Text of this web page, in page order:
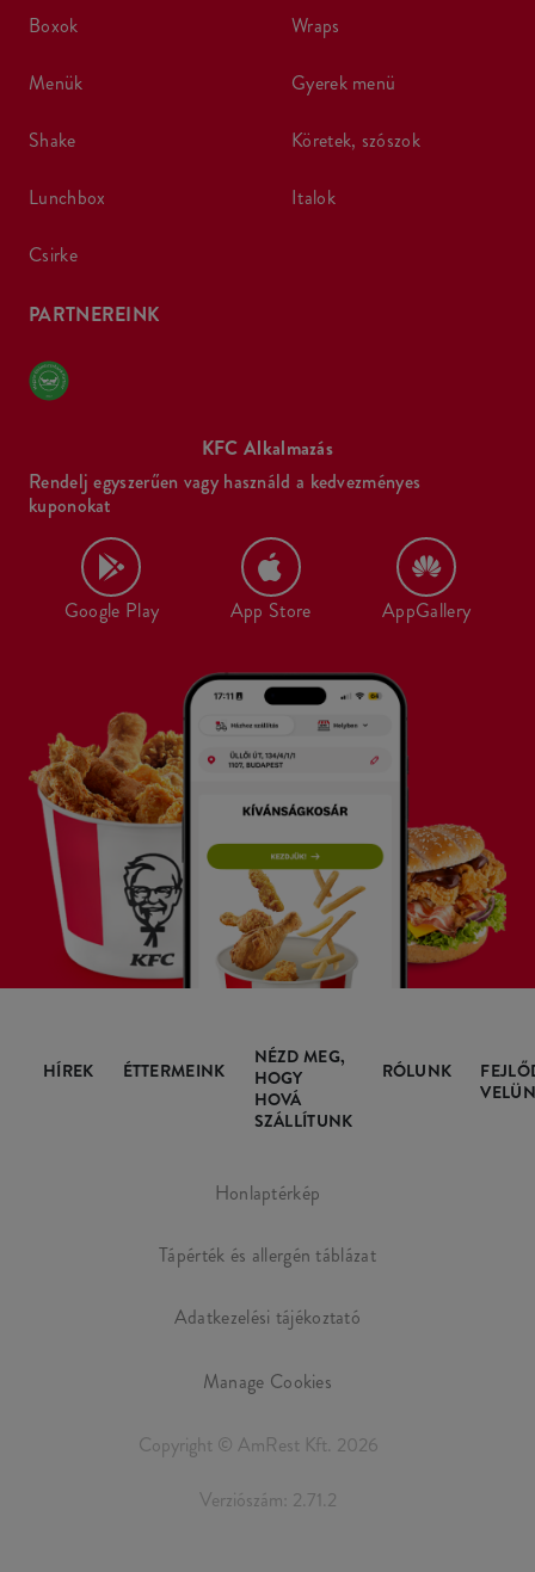
boxok
menük
shake
lunchbox
csirke
wraps
gyerek menü
köretek, szószok
italok
PARTNEREINK
KFC Alkalmazás
Rendelj egyszerűen vagy használd a kedvezményes
kuponokat
Google Play App Store AppGallery
HÍREK ÉTTERMEINK
NÉZD MEG,
HOGY
HOVÁ
SZÁLLÍTUNK
RÓLUNK
Honlaptérkép
Tápérték és allergén táblázat
Adatkezelési tájékoztató
Manage Cookies
Copyright © AmRest Kft. 2026
Verziószám: 2.71.2